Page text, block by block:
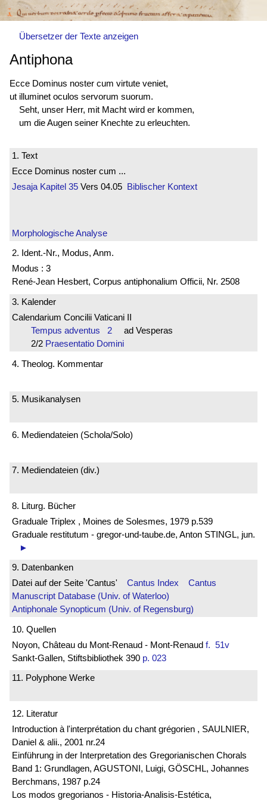
Übersetzer der Texte anzeigen
Antiphona
Ecce Dominus noster cum virtute veniet,
ut illuminet oculos servorum suorum.
Seht, unser Herr, mit Macht wird er kommen,
um die Augen seiner Knechte zu erleuchten.
1. Text
Ecce Dominus noster cum ...
Jesaja Kapitel 35 Vers 04.05 Biblischer Kontext
Morphologische Analyse
2. Ident.-Nr., Modus, Anm.
Modus : 3
René-Jean Hesbert, Corpus antiphonalium Officii, Nr. 2508
3. Kalender
Calendarium Concilii Vaticani II
Tempus adventus 2 ad Vesperas
2/2 Praesentatio Domini
4. Theolog. Kommentar
5. Musikanalysen
6. Mediendateien (Schola/Solo)
7. Mediendateien (div.)
8. Liturg. Bücher
Graduale Triplex , Moines de Solesmes, 1979 p.539
Graduale restitutum - gregor-und-taube.de, Anton STINGL, jun.
►
9. Datenbanken
Datei auf der Seite 'Cantus' Cantus Index
Cantus
Manuscript Database (Univ. of Waterloo)
Antiphonale Synopticum (Univ. of Regensburg)
10. Quellen
Noyon, Château du Mont-Renaud - Mont-Renaud f. 51v
Sankt-Gallen, Stiftsbibliothek 390 p. 023
11. Polyphone Werke
12. Literatur
Introduction à l'interprétation du chant grégorien , SAULNIER,
Daniel & alii., 2001 nr.24
Einführung in der Interpretation des Gregorianischen Chorals
Band 1: Grundlagen, AGUSTONI, Luigi, GÖSCHL, Johannes
Berchmans, 1987 p.24
Los modos gregorianos - Historia-Analisis-Estética,